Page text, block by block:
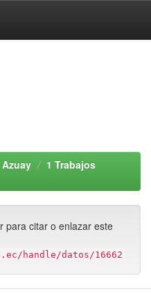
1 Trabajos
para citar o enlazar este
handle/datos/16662